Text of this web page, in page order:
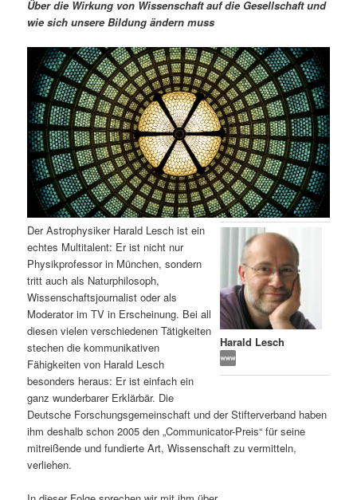
r
e
n
I
n
h
a
l
t
s
p
r
d
ä
r
e
n
I
n
h
a
l
t
s
n
a
a
t
i
o
n
Über die Wirkung von Wissenschaft auf die Gesellschaft und
wie sich unsere Bildung ändern muss
Harald Lesch
Der Astrophysiker Harald Lesch ist ein
echtes Multitalent: Er ist nicht nur
Physikprofessor in München, sondern
tritt auch als Naturphilosoph,
Wissenschaftsjournalist oder als
Moderator im TV in Erscheinung. Bei all
diesen vielen verschiedenen Tätigkeiten
stechen die kommunikativen
Fähigkeiten von Harald Lesch
besonders heraus: Er ist einfach ein
ganz wunderbarer Erklärbär. Die
Deutsche Forschungsgemeinschaft und der Stifterverband haben
ihm deshalb schon 2005 den „Communicator-Preis“ für seine
mitreißende und fundierte Art, Wissenschaft zu vermitteln,
verliehen.